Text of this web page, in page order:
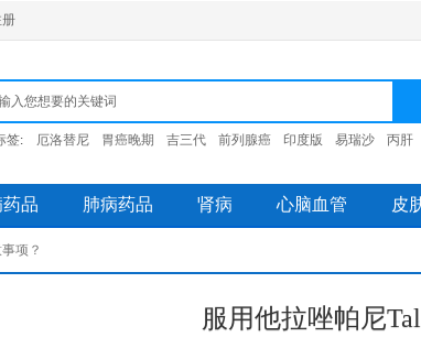
签: 厄洛替尼 胃癌晚期 吉三代 前列腺癌 印度版 易瑞沙 丙肝
药品 肺病药品 肾病 心脑血管 皮
项？
服用他拉唑帕尼